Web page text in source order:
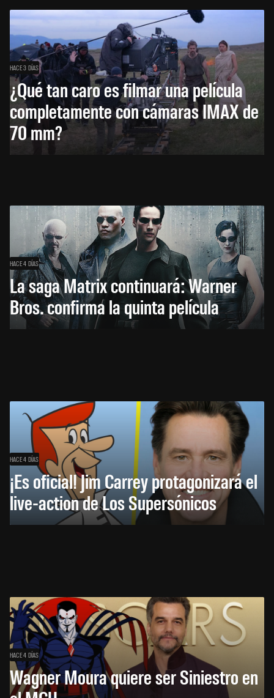
HACE 3 DÍAS
¿Qué tan caro es filmar una película
completamente con cámaras IMAX de
70 mm?
HACE 4 DÍAS
La saga Matrix continuará: Warner
Bros. confirma la quinta película
HACE 4 DÍAS
¡Es oficial! Jim Carrey protagonizará el
live-action de Los Supersónicos
HACE 4 DÍAS
Wagner Moura quiere ser Siniestro en